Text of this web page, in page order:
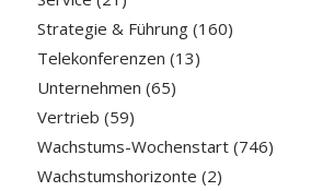
Strategie & Führung(160)
Telekonferenzen (13)
Unternehmen (65)
Vertrieb (59)
Wachstums-Wochenstart(746)
Wachstumshorizonte (2)